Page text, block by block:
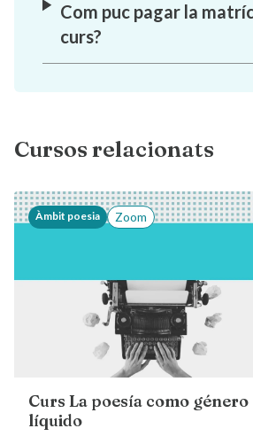
Com puc pagar la
curs?
Cursos relacionats
Àmbit poesia Zoom
Curs La poesía como género
líquido